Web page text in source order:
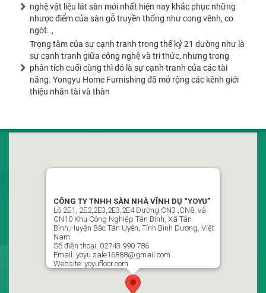
nghệ vật liệu lát sàn mới nhất hiện nay khắc phục những
nhược điểm của sàn gỗ truyền thống như cong vênh, co
ngót..,
Trọng tâm của sự cạnh tranh trong thế kỷ 21 dường như là
sự cạnh tranh giữa công nghệ và tri thức, nhưng trong
phân tích cuối cùng thì đó là sự cạnh tranh của các tài
năng. Yongyu Home Furnishing đã mở rộng các kênh giới
thiệu nhân tài và thàn
“YOYU”
Phường Vĩnh Tân , Thành Phố Hồ Chí Minh, Việt Nam
02743 990 786 / 0988499951 Ms : Ngọc Thủy P Kinh Doanh
yoyu.sale16888@gmail.com
Theo dõi chúng tôi trên
CÔNG TY TNHH SÀN NHÀ VĨNH DỤ “YOYU”
Lô 2E1, 2E2,2E3,2E3,2E4 Đường CN3 ,CN8, và
CN10 Khu Công Nghiệp Tân Bình, Xã Tân
Bình,Huyện Bắc Tân Uyên, Tỉnh Bình Dương, Việt
Nam
Số điện thoại: 02743 990 786
Email: yoyu.sale16888@gmail.com
Website: yoyufloor.com